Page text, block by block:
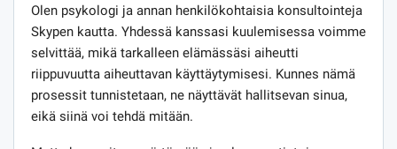
Olen psykologi ja annan henkilökohtaisia ​​konsultointeja
Skypen kautta. Yhdessä kanssasi kuulemisessa voimme
selvittää, mikä tarkalleen elämässäsi aiheutti
riippuvuutta aiheuttavan käyttäytymisesi. Kunnes nämä
prosessit tunnistetaan, ne näyttävät hallitsevan sinua,
eikä siinä voi tehdä mitään.